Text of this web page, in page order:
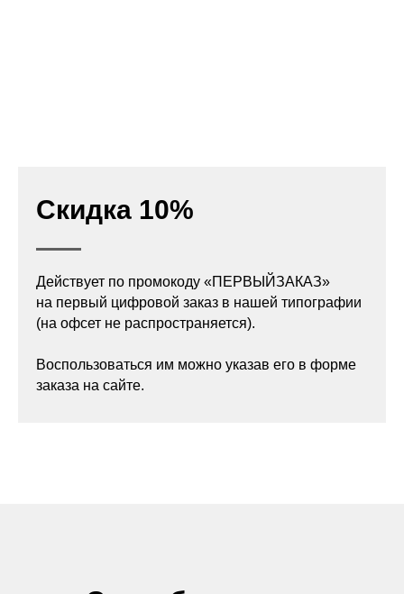
Скидка 10%
Действует по промокоду «ПЕРВЫЙЗАКАЗ»
на первый цифровой заказ в нашей типографии
(на офсет не распространяется).
Воспользоваться им можно указав его в форме
заказа на сайте.